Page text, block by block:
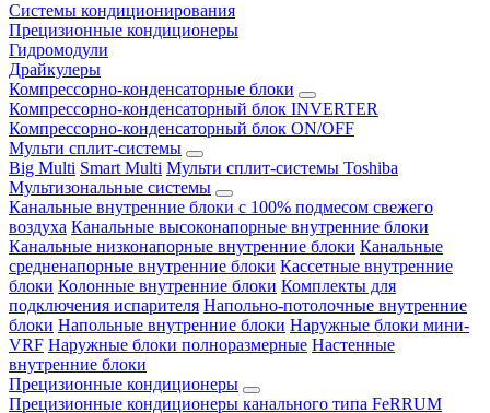
Системы кондиционирования
Прецизионные кондиционеры
Гидромодули
Драйкулеры
Компрессорно-конденсаторные блоки
Компрессорно-конденсаторный блок INVERTER
Компрессорно-конденсаторный блок ON/OFF
Мульти сплит-системы
Big Multi Smart Multi Мульти сплит-системы Toshiba
Мультизональные системы
Канальные внутренние блоки с 100% подмесом свежего
воздуха Канальные высоконапорные внутренние блоки
Канальные низконапорные внутренние блоки Канальные
средненапорные внутренние блоки Кассетные внутренние
блоки Колонные внутренние блоки Комплекты для
подключения испарителя Напольно-потолочные внутренние
блоки Напольные внутренние блоки Наружные блоки мини-
VRF Наружные блоки полноразмерные Настенные
внутренние блоки
Прецизионные кондиционеры
Прецизионные кондиционеры канального типа FeRRUM